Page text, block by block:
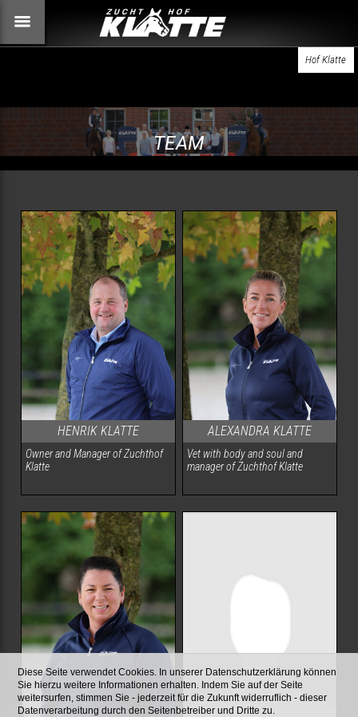
Hof Klatte
TEAM
HENRIK KLATTE
Owner and Manager of Zuchthof
Klatte
ALEXANDRA KLATTE
Vet with body and soul and
manager of Zuchthof Klatte
Diese Seite verwendet Cookies. In unserer Datenschutzerklärung können
Sie hierzu weitere Informationen erhalten. Indem Sie auf der Seite
weitersurfen, stimmen Sie - jederzeit für die Zukunft widerruflich - dieser
Datenverarbeitung durch den Seitenbetreiber und Dritte zu.